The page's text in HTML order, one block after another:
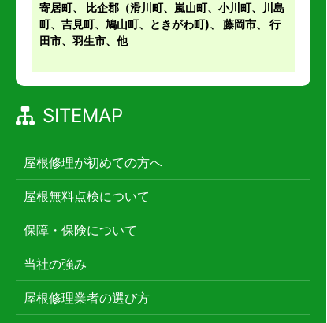
寄居町、
比企郡（滑川町、嵐山町、小川町、川島
町、吉見町、鳩山町、ときがわ町)、 藤岡市、 行
田市、羽生市、他
SITEMAP
屋根修理が初めての方へ
屋根無料点検について
保障・保険について
当社の強み
屋根修理業者の選び方